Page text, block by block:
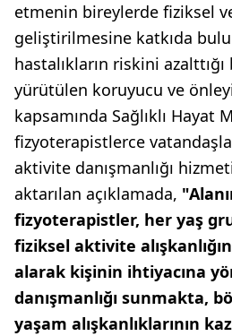
etmenin bireylerde fiziksel
geliştirilmesine katkıda
hastalıkların riskini
yürütülen koruyucu ve
kapsamında Sağlıklı Hayat
fizyoterapistlerce
aktivite danışmanlığı
aktarılan açıklamada,
fizyoterapistler, her yaş
fiziksel aktivite
alarak kişinin ihtiyacına
danışmanlığı sunmakta,
yaşam alışkanlıklarının